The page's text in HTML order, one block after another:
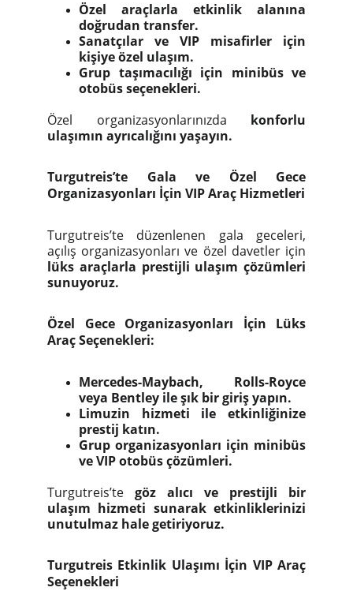
Özel araçlarla etkinlik alanına
doğrudan transfer.
Sanatçılar ve VIP misafirler için
kişiye özel ulaşım.
Grup taşımacılığı için minibüs ve
otobüs seçenekleri.
Özel organizasyonlarınızda konforlu
ulaşımın ayrıcalığını yaşayın.
Turgutreis’te Gala ve Özel Gece
Organizasyonları İçin VIP Araç Hizmetleri
Turgutreis’te düzenlenen gala geceleri,
açılış organizasyonları ve özel davetler için
lüks araçlarla prestijli ulaşım çözümleri
sunuyoruz.
Özel Gece Organizasyonları İçin Lüks
Araç Seçenekleri:
Mercedes-Maybach, Rolls-Royce
veya Bentley ile şık bir giriş yapın.
Limuzin hizmeti ile etkinliğinize
prestij katın.
Grup organizasyonları için minibüs
ve VIP otobüs çözümleri.
Turgutreis’te göz alıcı ve prestijli bir
ulaşım hizmeti sunarak etkinliklerinizi
unutulmaz hale getiriyoruz.
Turgutreis Etkinlik Ulaşımı İçin VIP Araç
Seçenekleri